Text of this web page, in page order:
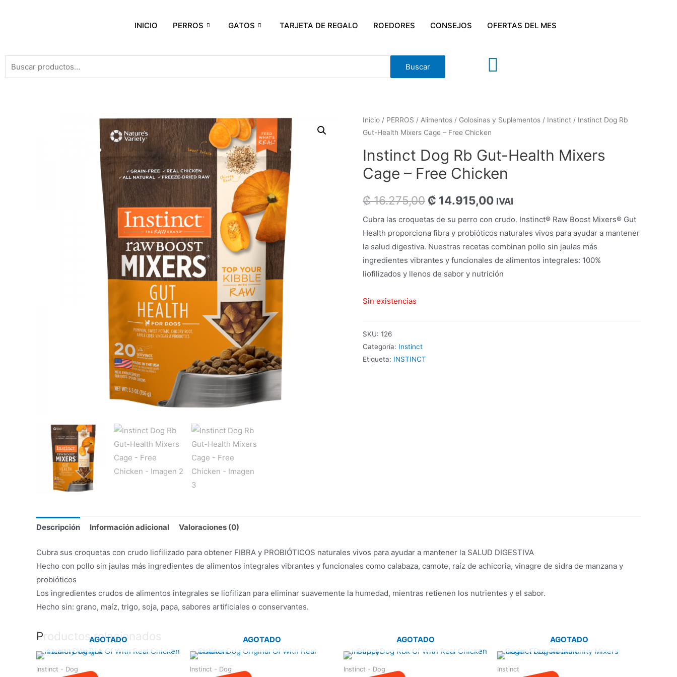
INICIO PERROS GATOS TARJETA DE REGALO ROEDORES CONSEJOS OFERTAS DEL MES
Buscar
Inicio / PERROS / Alimentos / Golosinas y Suplementos / Instinct / Instinct Dog Rb
Gut-Health Mixers Cage – Free Chicken
Instinct Dog Rb Gut-Health Mixers
Cage – Free Chicken
₡16.275,00 ₡ 14.915,00 IVAI
Cubra las croquetas de su perro con crudo. Instinct® Raw Boost Mixers® Gut
Health proporciona fibra y probióticos naturales vivos para ayudar a mantener
la salud digestiva. Nuestras recetas combinan pollo sin jaulas más
ingredientes vibrantes y funcionales de alimentos integrales: 100%
liofilizados y llenos de sabor y nutrición
Sin existencias
SKU: 126
Categoría: Instinct
Etiqueta: INSTINCT
Descripción Información adicional Valoraciones (0)
Cubra sus croquetas con crudo liofilizado para obtener FIBRA y PROBIÓTICOS naturales vivos para ayudar a mantener la SALUD DIGESTIVA
Hecho con pollo sin jaulas más ingredientes de alimentos integrales vibrantes y funcionales como calabaza, camote, raíz de achicoria, vinagre de sidra de manzana y
probióticos
Los ingredientes crudos de alimentos integrales se liofilizan para eliminar suavemente la humedad, mientras retienen los nutrientes y el sabor.
Hecho sin: grano, maíz, trigo, soja, papa, sabores artificiales o conservantes.
Productos relacionados
AGOTADO
Instinct - Dog
AGOTADO
Instinct - Dog
AGOTADO
Instinct - Dog
AGOTADO
Instinct